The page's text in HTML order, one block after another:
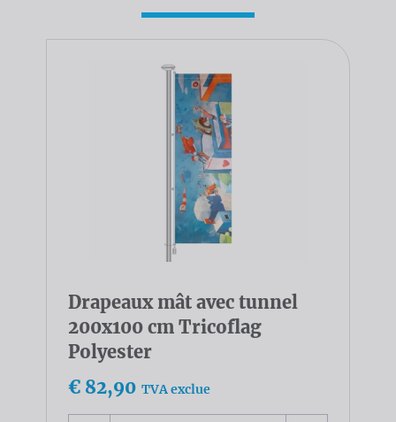
Drapeaux mât avec tunnel
200x100 cm Tricoflag
Polyester
€ 82,90 TVA exclue